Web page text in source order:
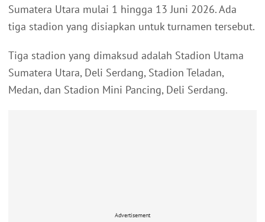
Sumatera Utara mulai 1 hingga 13 Juni 2026. Ada
tiga stadion yang disiapkan untuk turnamen tersebut.
Tiga stadion yang dimaksud adalah Stadion Utama
Sumatera Utara, Deli Serdang, Stadion Teladan,
Medan, dan Stadion Mini Pancing, Deli Serdang.
Advertisement